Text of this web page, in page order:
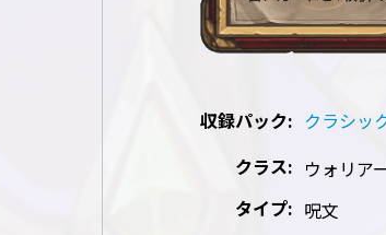
収録パック: クラシッ
クラス: ウォリア
タイプ: 呪文